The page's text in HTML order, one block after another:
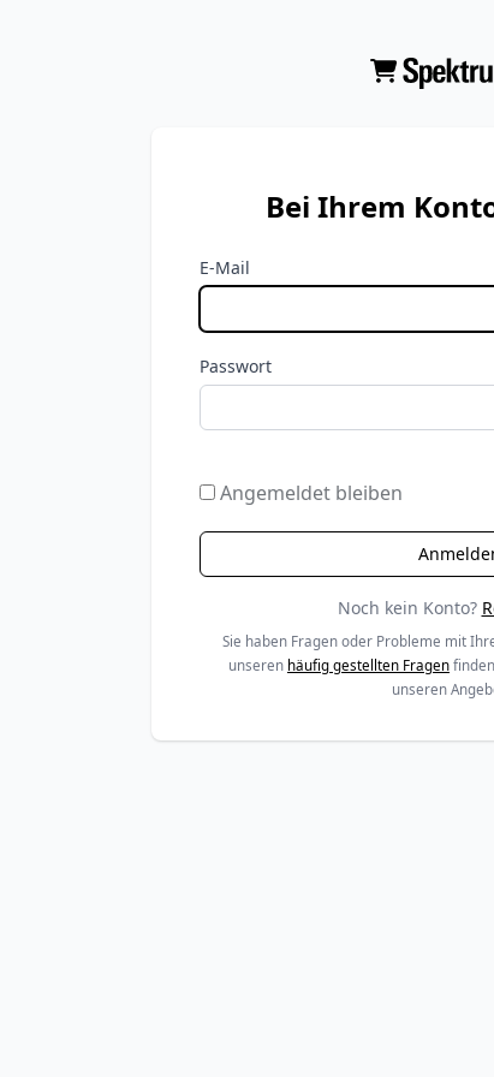
Bei Ihrem
E-Mail
Passwort
Angemeldet bleiben
Noch kein Konto?
Sie haben Fragen oder Probleme mit
unseren häufig gestellten Fragen
unseren